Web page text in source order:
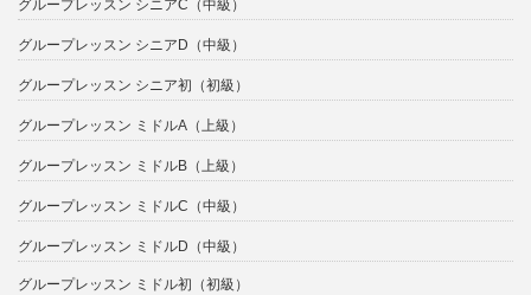
グループレッスン シニアC（中級）
グループレッスン シニアD（中級）
グループレッスン シニア初（初級）
グループレッスン ミドルA（上級）
グループレッスン ミドルB（上級）
グループレッスン ミドルC（中級）
グループレッスン ミドルD（中級）
グループレッスン ミドル初（初級）